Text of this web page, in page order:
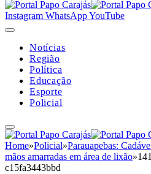
Instagram WhatsAppYouTube
Notícias
Região
Política
Educação
Esporte
Policial
Home»Policial»Parauapebas:
mãos amarradas em área de lixão»
c15fa3443bbd